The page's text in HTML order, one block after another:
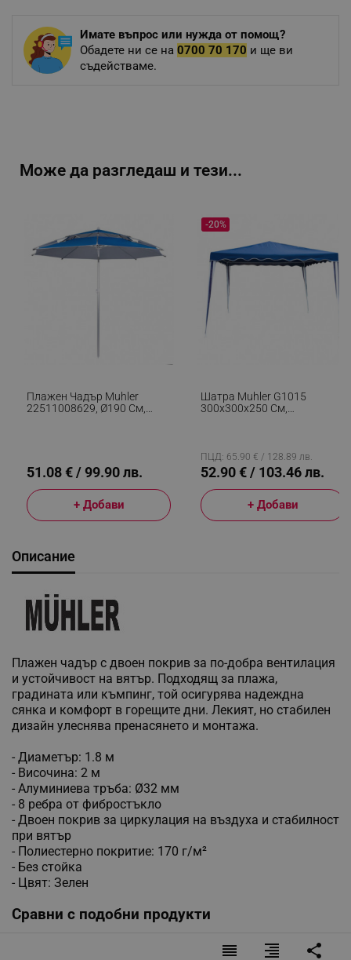
Имате въпрос или нужда от помощ?
Обадете ни се на 0700 70 170 и ще ви
съдействаме.
Може да разгледаш и тези...
Плажен Чадър Muhler
22511008629, Ø190 См,
51.08 € / 99.90 лв.
+ Добави
Шатра Muhler G1015
300x300x250 См,
-20%
ПЦД: 65.90 € / 128.89 лв.
52.90 € / 103.46 лв.
+ Добави
Описание
Плажен чадър с двоен покрив за по-добра вентилация
и устойчивост на вятър. Подходящ за плажа,
градината или къмпинг, той осигурява надеждна
сянка и комфорт в горещите дни. Лекият, но стабилен
дизайн улеснява пренасянето и монтажа.
- Диаметър: 1.8 м
- Височина: 2 м
- Алуминиева тръба: Ø32 мм
- 8 ребра от фибростъкло
- Двоен покрив за циркулация на въздуха и стабилност
при вятър
- Полиестерно покритие: 170 г/м²
- Без стойка
- Цвят: Зелен
Сравни с подобни продукти
reorder format_align_right share